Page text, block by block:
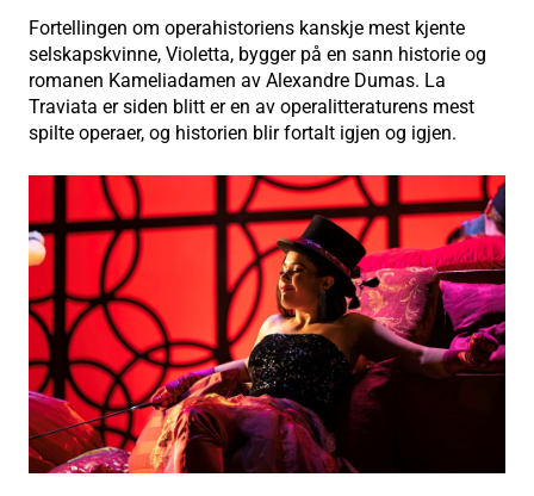
Fortellingen om operahistoriens kanskje mest kjente
selskapskvinne, Violetta, bygger på en sann historie og
romanen Kameliadamen av Alexandre Dumas. La
Traviata er siden blitt er en av operalitteraturens mest
spilte operaer, og historien blir fortalt igjen og igjen.